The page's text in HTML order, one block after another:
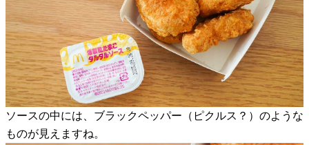
ソースの中には、ブラックペッパー（ピクルス？）のような
ものが見えますね。